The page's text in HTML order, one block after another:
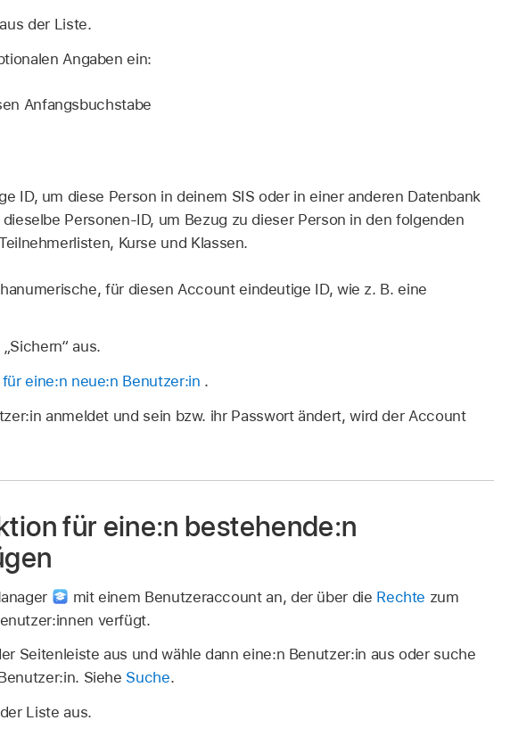
der Liste.
Angaben ein:
Anfangsbuchstabe
ID, um diese Person in deinem SIS oder in einer anderen Datenbank
Personen-ID, um Bezug zu dieser Person in den folgenden
Kurse und Klassen.
für diesen Account eindeutige ID, wie z. B. eine
aus.
eine:n neue:n Benutzer:in .
anmeldet und sein bzw. ihr Passwort ändert, wird der Account
für eine:n bestehende:n
mit einem Benutzeraccount an, der über die Rechte zum
verfügt.
Seitenleiste aus und wähle dann eine:n Benutzer:in aus oder suche
Siehe Suche.
Liste aus.